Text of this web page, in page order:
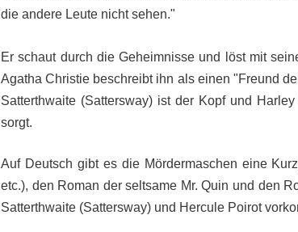
die andere Leute nicht sehen."
Er schaut durch die Geheimnisse und löst mit
Agatha Christie beschreibt ihn als einen "Freund
Satterthwaite (Sattersway) ist der Kopf und
sorgt.
Auf Deutsch gibt es die Mördermaschen eine
etc.), den Roman der seltsame Mr. Quin und den
Satterthwaite (Sattersway) und Hercule Poirot